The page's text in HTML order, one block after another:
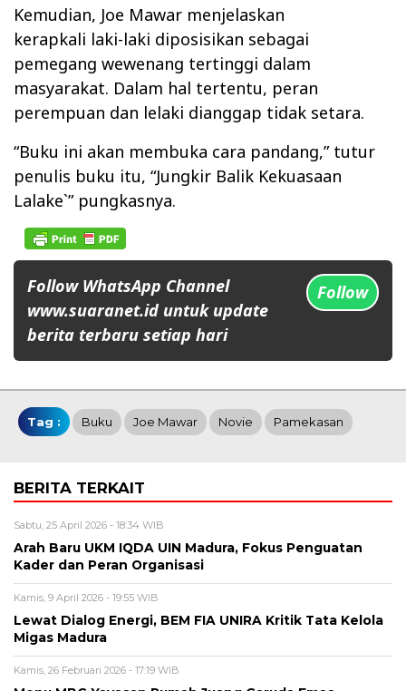
Kemudian, Joe Mawar menjelaskan
kerapkali laki-laki diposisikan sebagai
pemegang wewenang tertinggi dalam
masyarakat. Dalam hal tertentu, peran
perempuan dan lelaki dianggap tidak setara.
“Buku ini akan membuka cara pandang,” tutur
penulis buku itu, “Jungkir Balik Kekuasaan
Lalake`” pungkasnya.
Follow WhatsApp Channel
www.suaranet.id untuk update
berita terbaru setiap hari
Follow
Tag : Buku Joe Mawar Novie Pamekasan
BERITA TERKAIT
Sabtu, 25 April 2026 - 18:34 WIB
Arah Baru UKM IQDA UIN Madura, Fokus Penguatan
Kader dan Peran Organisasi
Kamis, 9 April 2026 - 19:55 WIB
Lewat Dialog Energi, BEM FIA UNIRA Kritik Tata Kelola
Migas Madura
Kamis, 26 Februari 2026 - 17:19 WIB